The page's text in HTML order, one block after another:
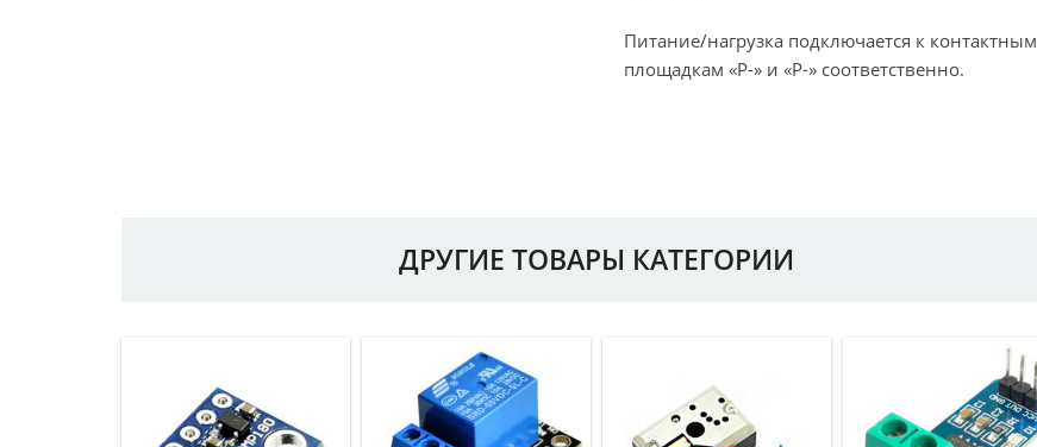
Питание/нагрузка подключается к контактным
площадкам «P-» и «P-» соответственно.
ДРУГИЕ ТОВАРЫ КАТЕГОРИИ